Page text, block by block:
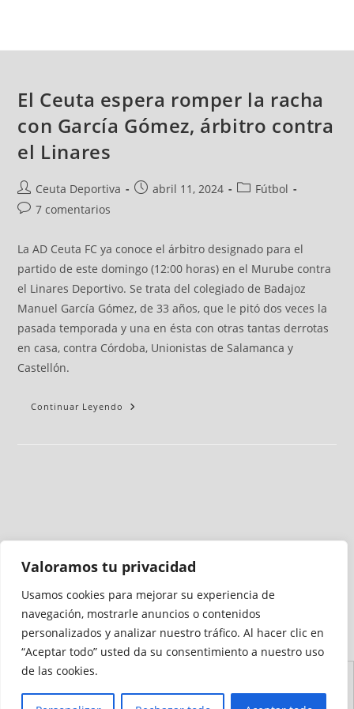
Valoramos tu privacidad
Usamos cookies para mejorar su experiencia de
navegación, mostrarle anuncios o contenidos
personalizados y analizar nuestro tráfico. Al hacer clic en
“Aceptar todo” usted da su consentimiento a nuestro uso
de las cookies.
El Ceuta espera romper la racha
con García Gómez, árbitro contra
el Linares
Ceuta Deportiva abril 11, 2024
Fútbol
7 comentarios
La AD Ceuta FC ya conoce el árbitro designado para el
partido de este domingo (12:00 horas) en el Murube contra
el Linares Deportivo. Se trata del colegiado de Badajoz
Manuel García Gómez, de 33 años, que le pitó dos veces la
pasada temporada y una en ésta con otras tantas derrotas
en casa, contra Córdoba, Unionistas de Salamanca y
Castellón.
Continuar Leyendo
Medio auditado por